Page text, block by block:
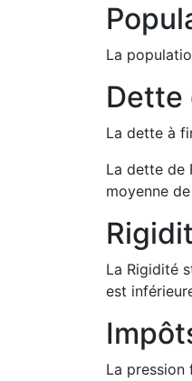
La
Dette
La dette à
La dette de
moyenne
La Rigidité
est
La pression